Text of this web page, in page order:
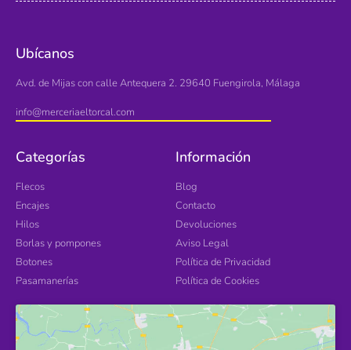
Ubícanos
Avd. de Mijas con calle Antequera 2. 29640 Fuengirola, Málaga
info@merceriaeltorcal.com
Categorías
Flecos
Encajes
Hilos
Borlas y pompones
Botones
Pasamanerías
Información
Blog
Contacto
Devoluciones
Aviso Legal
Política de Privacidad
Política de Cookies